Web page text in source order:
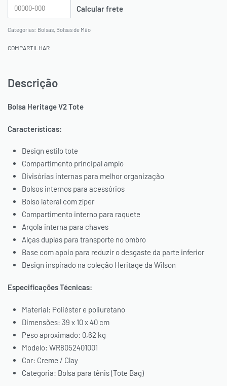
Categorias: Bolsas, Bolsas de Mão
COMPARTILHAR
Descrição
Bolsa Heritage V2 Tote
Características:
Design estilo tote
Compartimento principal amplo
Divisórias internas para melhor organização
Bolsos internos para acessórios
Bolso lateral com zíper
Compartimento interno para raquete
Argola interna para chaves
Alças duplas para transporte no ombro
Base com apoio para reduzir o desgaste da parte inferior
Design inspirado na coleção Heritage da Wilson
Especificações Técnicas:
Material: Poliéster e poliuretano
Dimensões: 39 x 10 x 40 cm
Peso aproximado: 0,62 kg
Modelo: WR8052401001
Cor: Creme / Clay
Categoria: Bolsa para tênis (Tote Bag)